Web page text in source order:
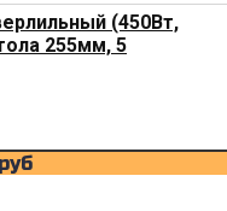
(450Вт,
255мм, 5
руб